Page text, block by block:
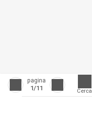
pagina
1/11 Cerca